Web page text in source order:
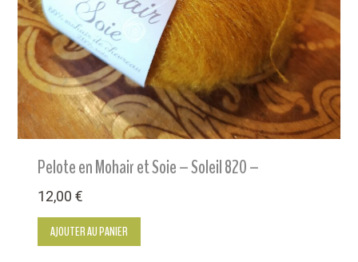
Pelote en Mohair et Soie – Soleil 820 –
12,00€
AJOUTER AU PANIER